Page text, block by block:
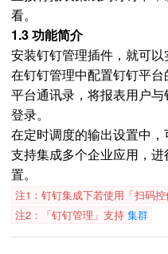
看。
1.3 功能简介
安装钉钉管理插件，就可以
在钉钉管理中配置钉钉平
平台通讯录，将报表用户
登录。
在定时调度的输出设置中，
支持集成多个企业应用，
置。
注1：钉钉集成下若使用「扫码
注2：「钉钉管理」支持 集群